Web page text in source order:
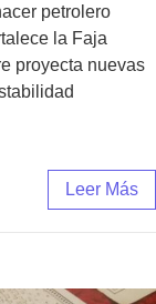
petrolero
la Faja
proyecta nuevas
Leer Más